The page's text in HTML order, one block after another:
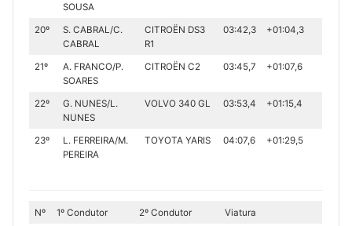
SOUSA
20º
S. CABRAL/C.
CABRAL
CITROËN DS3
R1
03:42,3 +01:04,3
21º
A. FRANCO/P.
SOARES
CITROËN C2 03:45,7 +01:07,6
22º
G. NUNES/L.
NUNES
VOLVO 340 GL 03:53,4 +01:15,4
23º
L. FERREIRA/M.
PEREIRA
TOYOTA YARIS 04:07,6 +01:29,5
Nº 1º Condutor 2º Condutor Viatura